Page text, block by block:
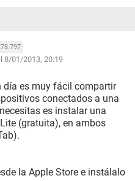
8/01/2013, 20:19
día es muy fácil compartir
conectados a una
es instalar una
(gratuita), en ambos
la Apple Store e instálalo